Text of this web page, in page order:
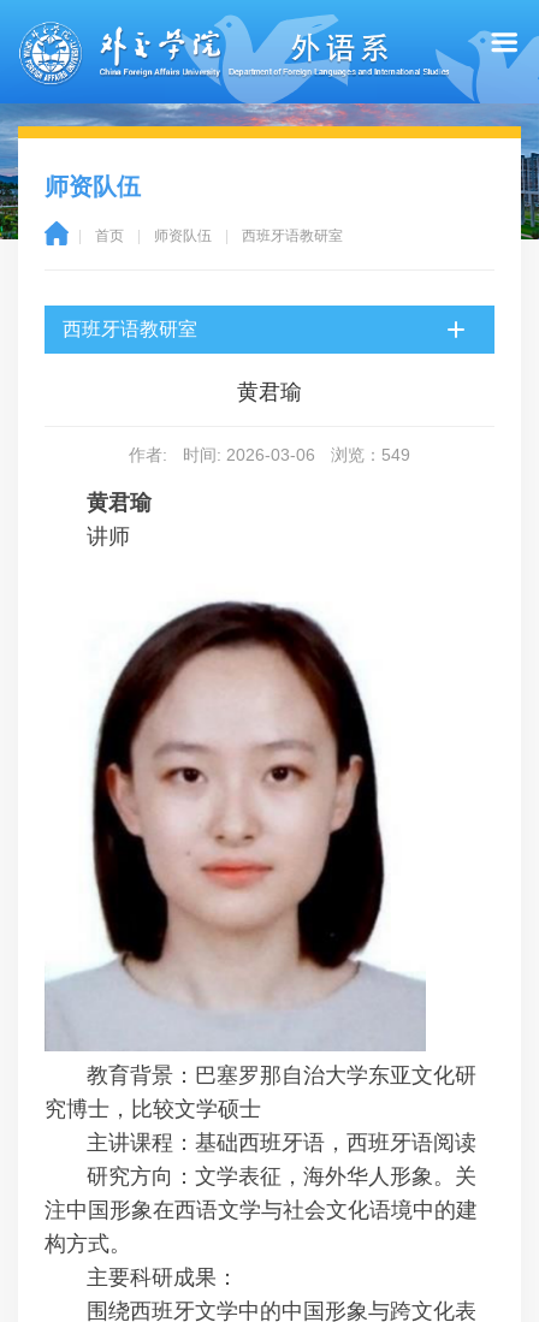
师资队伍
| 首页 | 师资队伍 | 西班牙语教研室
西班牙语教研室
黄君瑜
作者: 时间: 2026-03-06 浏览： 549
黄君瑜
讲师
教育背景：巴塞罗那自治大学东亚文化研
究博士，比较文学硕士
主讲课程：基础西班牙语，西班牙语阅读
研究方向：文学表征，海外华人形象。关
注中国形象在西语文学与社会文化语境中的建
构方式。
主要科研成果：
围绕西班牙文学中的中国形象与跨文化表